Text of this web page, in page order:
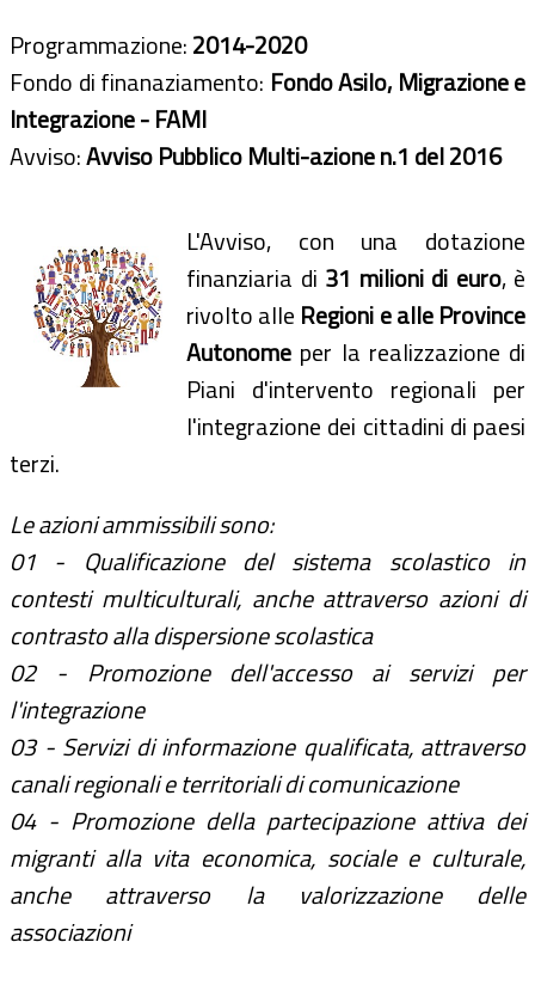
Programmazione:2014-2020
Fondo di finanaziamento: Fondo Asilo, Migrazione e
Integrazione - FAMI
Avviso:Avviso Pubblico Multi-azione n.1 del 2016
L'Avviso, con una dotazione
finanziaria di 31 milioni di euro, è
rivolto alle Regioni e alle Province
Autonome per la realizzazione di
Piani d'intervento regionali per
l'integrazione dei cittadini di paesi
terzi.
Le azioni ammissibili sono:
01 - Qualificazione del sistema scolastico in
contesti multiculturali, anche attraverso azioni di
contrasto alla dispersione scolastica
02 - Promozione dell'accesso ai servizi per
l'integrazione
03 - Servizi di informazione qualificata, attraverso
canali regionali e territoriali di comunicazione
04 - Promozione della partecipazione attiva dei
migranti alla vita economica, sociale e culturale,
anche attraverso la valorizzazione delle
associazioni